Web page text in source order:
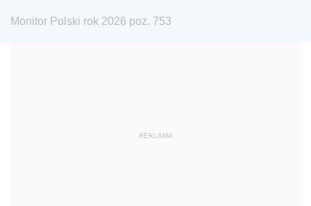
1975 1974
1959
Monitor Polski rok 2026 poz. 753
REKLAMA